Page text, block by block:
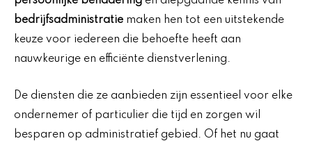
bedrijfsadministratie maken hen tot een uitstekende
keuze voor iedereen die behoefte heeft aan
nauwkeurige en efficiënte dienstverlening.
De diensten die ze aanbieden zijn essentieel voor elke
ondernemer of particulier die tijd en zorgen wil
besparen op administratief gebied. Of het nu gaat